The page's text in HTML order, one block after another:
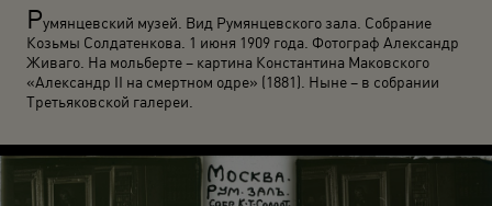
Румянцевский музей. Вид Румянцевского зала. Собрание
Козьмы Солдатенкова. 1 июня 1909 года. Фотограф Александр
Живаго. На мольберте – картина Константина Маковского
«Александр II на смертном одре» (1881). Ныне – в собрании
Третьяковской галереи.